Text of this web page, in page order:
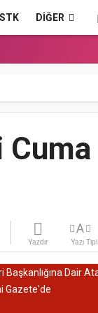
STK DIĞER
Cuma
Yazdır
A
Yazı Tipi